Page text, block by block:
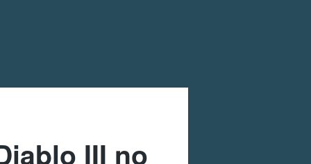
III no